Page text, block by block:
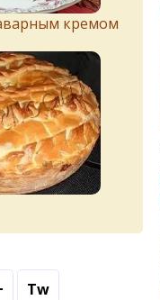
кремом
Tw